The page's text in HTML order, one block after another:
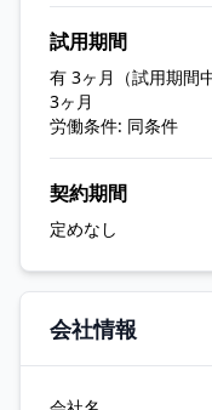
試用期間
有 3ヶ月（試用期間
3ヶ月
労働条件: 同条件
契約期間
定めなし
会社情報